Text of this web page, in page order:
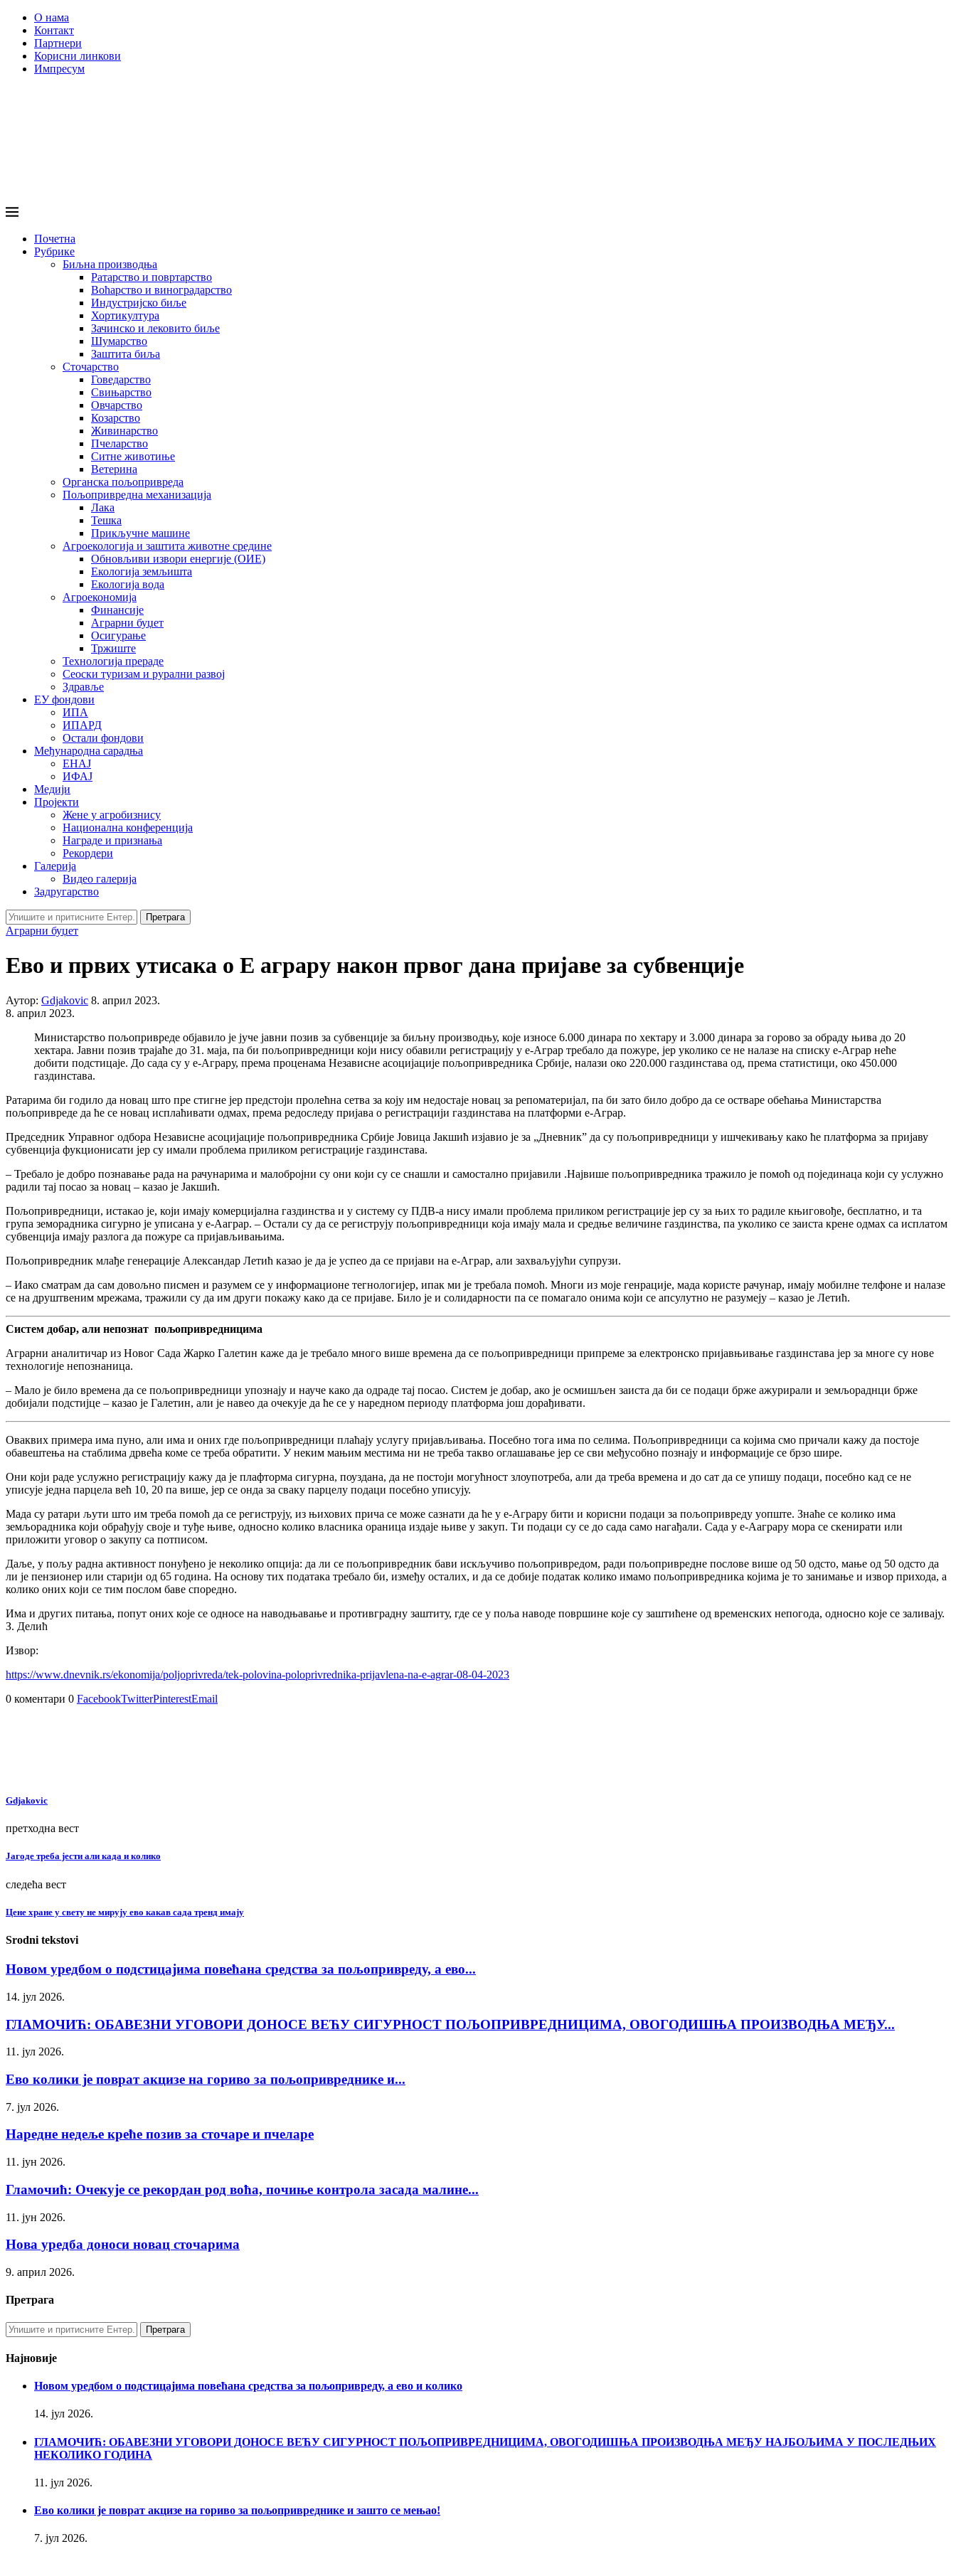
О нама
Контакт
Партнери
Корисни линкови
Импресум
Почетна
Рубрике
Биљна производња
Ратарство и повртарство
Воћарство и виноградарство
Индустријско биље
Хортикултура
Зачинско и лековито биље
Шумарство
Заштита биља
Сточарство
Говедарство
Свињарство
Овчарство
Козарство
Живинарство
Пчеларство
Ситне животиње
Ветерина
Органска пољопривреда
Пољопривредна механизација
Лака
Тешка
Прикључне машине
Агроекологија и заштита животне средине
Обновљиви извори енергије (ОИЕ)
Екологија земљишта
Екологија вода
Агроекономија
Финансије
Аграрни буџет
Осигурање
Тржиште
Технологија прераде
Сеоски туризам и рурални развој
Здравље
ЕУ фондови
ИПА
ИПАРД
Остали фондови
Међународна сарадња
ЕНАЈ
ИФАЈ
Медији
Пројекти
Жене у агробизнису
Национална конференција
Награде и признања
Рекордери
Галерија
Видео галерија
Задругарство
Претрага
Аграрни буџет
Ево и првих утисака о Е аграру након првог дана пријаве за субвенције
Аутор: Gdjakovic 8. април 2023.
8. април 2023.
Министарство пољопривреде објавило је јуче јавни позив за субвенције за биљну производњу, које износе 6.000 динара по хектару и 3.000 динара за горово за обраду њива до 20
хектара. Јавни позив трајаће до 31. маја, па би пољопривредници који нису обавили регистрацију у е-Аграр требало да пожуре, јер уколико се не налазе на списку е-Аграр неће
добити подстицаје. До сада су у е-Аграру, према проценама Независне асоцијације пољопривредника Србије, налази око 220.000 газдинстава од, према статистици, око 450.000
газдинстава.
Ратарима би годило да новац што пре стигне јер предстоји пролећна сетва за коју им недостаје новац за репоматеријал, па би зато било добро да се остваре обећања Министарства
пољопривреде да ће се новац исплаћивати одмах, према редоследу пријава о регистрацији газдинстава на платформи е-Аграр.
Председник Управног одбора Независне асоцијације пољопривредника Србије Јовица Јакшић изјавио је за „Дневник” да су пољопривредници у ишчекивању како ће платформа за пријаву
субвенција фукционисати јер су имали проблема приликом регистрације газдинстава.
– Требало је добро познавање рада на рачунарима и малобројни су они који су се снашли и самостално пријавили .Највише пољопривредника тражило је помоћ од појединаца који су услужно
радили тај посао за новац – казао је Јакшић.
Пољопривредници, истакао је, који имају комерцијална газдинства и у систему су ПДВ-а нису имали проблема приликом регистрације јер су за њих то радиле књиговође, бесплатно, и та
група земорадника сигурно је уписана у е-Ааграр. – Остали су да се региструју пољопривредници која имају мала и средње величине газдинства, па уколико се заиста крене одмах са исплатом
субвенција имају разлога да пожуре са пријављивањима.
Пољопривредник млађе генерације Александар Летић казао је да је успео да се пријави на е-Аграр, али захваљујући супрузи.
– Иако сматрам да сам довољно писмен и разумем се у информационе тегнологијер, ипак ми је требала помоћ. Многи из моје генрације, мада користе рачунар, имају мобилне телфоне и налазе
се на друштвеним мрежама, тражили су да им други покажу како да се пријаве. Било је и солидарности па се помагало онима који се апсулутно не разумеју – казао је Летић.
Систем добар, али непознат пољопривредницима
Аграрни аналитичар из Новог Сада Жарко Галетин каже да је требало много више времена да се пољопривредници припреме за електронско пријавњивање газдинстава јер за многе су нове
технологије непознаница.
– Мало је било времена да се пољопривредници упознају и науче како да одраде тај посао. Систем је добар, ако је осмишљен заиста да би се подаци брже ажурирали и земљораднци брже
добијали подстијце – казао је Галетин, али је навео да очекује да ће се у наредном периоду платформа још дорађивати.
Оваквих примера има пуно, али има и оних где пољопривредници плаћају услугу пријављивања. Посебно тога има по селима. Пољопривредници са којима смо причали кажу да постоје
обавештења на стаблима дрвећа коме се треба обратити. У неким мањим местима ни не треба такво оглашавање јер се сви међусобно познају и информације се брзо шире.
Они који раде услужно регистрацију кажу да је плафторма сигурна, поуздана, да не постоји могућност злоупотреба, али да треба времена и до сат да се упишу подаци, посебно кад се не
уписује једна парцела већ 10, 20 па више, јер се онда за сваку парцелу подаци посебно уписују.
Мада су ратари љути што им треба помоћ да се региструју, из њихових прича се може сазнати да ће у е-Аграру бити и корисни подаци за пољопривреду уопште. Знаће се колико има
земљорадника који обрађују своје и туђе њиве, односно колико власника ораница издаје њиве у закуп. Ти подаци су се до сада само нагађали. Сада у е-Ааграру мора се скенирати или
приложити уговор о закупу са потписом.
Даље, у пољу радна активност понуђено је неколико опција: да ли се пољопривредник бави искључиво пољопривредом, ради пољопривредне послове више од 50 одсто, мање од 50 одсто да
ли је пензионер или старији од 65 година. На основу тих података требало би, између осталих, и да се добије податак колико имамо пољопривредника којима је то занимање и извор прихода, а
колико оних који се тим послом баве споредно.
Има и других питања, попут оних које се односе на наводњавање и противградну заштиту, где се у поља наводе површине које су заштићене од временских непогода, односно које се заливају.
З. Делић
Извор:
https://www.dnevnik.rs/ekonomija/poljoprivreda/tek-polovina-poloprivrednika-prijavlena-na-e-agrar-08-04-2023
0 коментари 0 FacebookTwitterPinterestEmail
Gdjakovic
претходна вест
Јагоде треба јести али када и колико
следећа вест
Цене хране у свету не мирују ево какав сада тренд имају
Srodni tekstovi
Новом уредбом о подстицајима повећана средства за пољопривреду, а ево...
14. јул 2026.
ГЛАМОЧИЋ: ОБАВЕЗНИ УГОВОРИ ДОНОСЕ ВЕЋУ СИГУРНОСТ ПОЉОПРИВРЕДНИЦИМА, ОВОГОДИШЊА ПРОИЗВОДЊА МЕЂУ...
11. јул 2026.
Ево колики је поврат акцизе на гориво за пољопривреднике и...
7. јул 2026.
Наредне недеље креће позив за сточаре и пчеларе
11. јун 2026.
Гламочић: Очекује се рекордан род воћа, почиње контрола засада малине...
11. јун 2026.
Нова уредба доноси новац сточарима
9. април 2026.
Претрага
Најновије
Новом уредбом о подстицајима повећана средства за пољопривреду, а ево и колико
14. јул 2026.
ГЛАМОЧИЋ: ОБАВЕЗНИ УГОВОРИ ДОНОСЕ ВЕЋУ СИГУРНОСТ ПОЉОПРИВРЕДНИЦИМА, ОВОГОДИШЊА ПРОИЗВОДЊА МЕЂУ НАЈБОЉИМА У ПОСЛЕДЊИХ
НЕКОЛИКО ГОДИНА
11. јул 2026.
Ево колики је поврат акцизе на гориво за пољопривреднике и зашто се мењао!
7. јул 2026.